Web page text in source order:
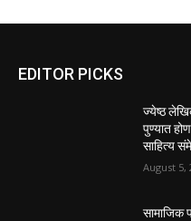
EDITOR PICKS
ज्येष्ठ
पुण्यात
साहित्य
August 5,
सामाजिक